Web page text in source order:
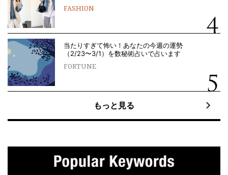
FASHION
当たりすぎて怖い！あなたの今週の運勢
（2/23〜3/1）を数秘術占いで占います
FORTUNE
もっと見る